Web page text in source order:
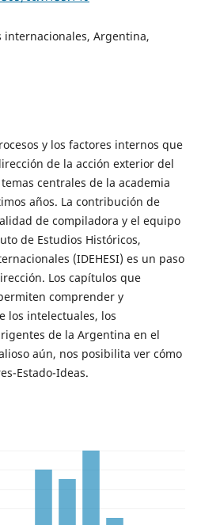
internacionales, Argentina,
y los factores internos que
de la acción exterior del
centrales de la academia
años. La contribución de
de compiladora y el equipo
de Estudios Históricos,
(IDEHESI) es un paso
Los capítulos que
comprender y
los intelectuales, los
de la Argentina en el
aún, nos posibilita ver cómo
Estado-Ideas.